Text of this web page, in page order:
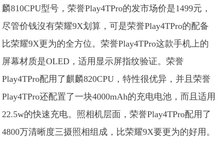
麟810CPU型号，荣誉Play4TPro的发市场价是1499元，
尽管价钱沒有荣耀9X划算，可是荣誉Play4TPro的配备
比荣耀9X更为的全方位。荣誉Play4TPro这款手机上的
屏幕材质是OLED，适用显示屏指纹验证。荣誉
Play4TPro配用了麒麟820CPU，特性很优异，并且荣誉
Play4TPro还配置了一块4000mAh的充电电池，而且适用
22.5w的快速充电。照相机层面，荣誉Play4TPro配用了
4800万清晰度三摄照相组成，比荣耀9X要更为的好用。